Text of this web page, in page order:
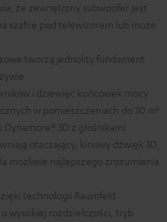
że zewnętrzny subwoofer jest
szafce pod telewizorem lub może
tworzą jednolity fundament
i dziewięć końcówek mocy
w pomieszczeniach do 30 m²
3D z głośnikami
otaczający, kinowy dźwięk 3D,
możliwie najlepszego zrozumienia
technologii Raumfeld
wysokiej rozdzielczości, tryb